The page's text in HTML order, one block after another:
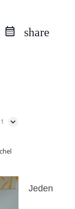
share
Jeden